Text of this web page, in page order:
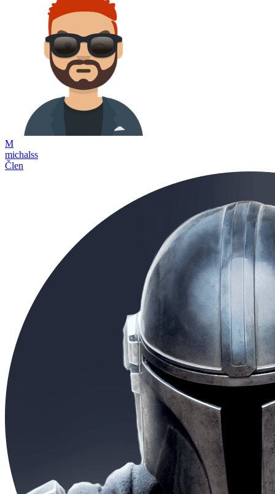
M
michalss
Člen